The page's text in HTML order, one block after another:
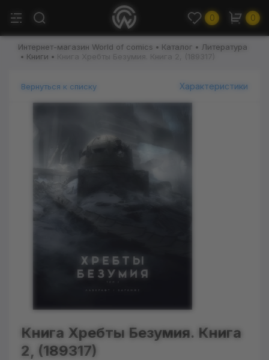
0 0
Интернет-магазин World of comics Каталог
Литература
Книги
Книга Хребты Безумия. Книга 2, (189317)
Вернуться к списку Характеристики
Книга Хребты Безумия. Книга
2, (189317)